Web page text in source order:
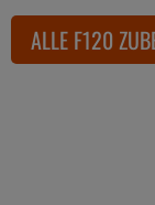
ALLE F120